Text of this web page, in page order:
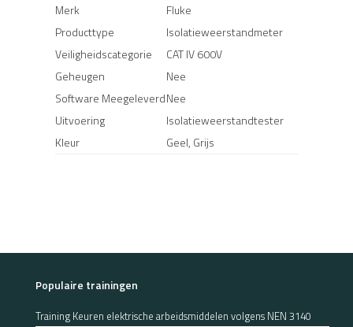
Merk
Fluke
Producttype
Isolatieweerstandmeter
Veiligheidscategorie
CAT IV 600V
Geheugen
Nee
Software MeegeleverdNee
Uitvoering
Isolatieweerstandtester
Kleur
Geel, Grijs
Populaire trainingen
Training Keuren elektrische arbeidsmiddelen volgens NEN 3140